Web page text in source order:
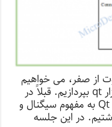
از صفر، می خواهیم
به معرفی سیگنال و اسلات در نرم افزار qt بپردازیم. قبلاً در
آموزش شروع کار با GUI در نرم افزار Qt به مفهوم سیگنال و
در این جلسه